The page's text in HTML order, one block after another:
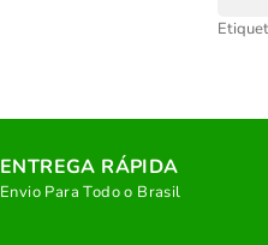
ENTREGA RÁPIDA
Envio Para Todo o Brasil